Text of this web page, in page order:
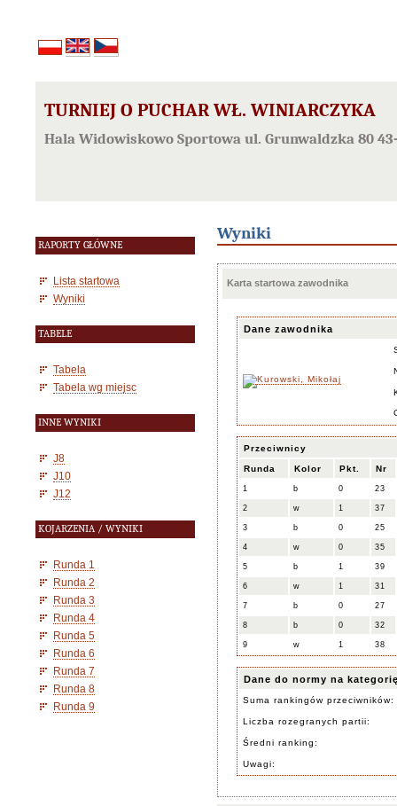
TURNIEJ O PUCHAR WŁ. WINIARCZYKA
Hala Widowiskowo Sportowa ul. Grunwaldzka 80
RAPORTY GŁÓWNE
Lista startowa
Wyniki
TABELE
Tabela
Tabela wg miejsc
INNE WYNIKI
J8
J10
J12
KOJARZENIA / WYNIKI
Runda 1
Runda 2
Runda 3
Runda 4
Runda 5
Runda 6
Runda 7
Runda 8
Runda 9
Wyniki
Karta startowa zawodnika
Dane zawodnika
Przeciwnicy
Runda Kolor Pkt. Nr
1 b 0 23
2 w 1 37
3 b 0 25
4 w 0 35
5 b 1 39
6 w 1 31
7 b 0 27
8 b 0 32
9 w 1 38
Dane do normy na
Suma rankingów przeciwników:
Liczba rozegranych partii:
Średni ranking:
Uwagi: